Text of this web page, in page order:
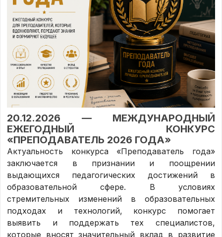
20.12.2026 — МЕЖДУНАРОДНЫЙ
ЕЖЕГОДНЫЙ КОНКУРС
«ПРЕПОДАВАТЕЛЬ 2026 ГОДА»
Актуальность конкурса «Преподаватель года»
заключается в признании и поощрении
выдающихся педагогических достижений в
образовательной сфере. В условиях
стремительных изменений в образовательных
подходах и технологий, конкурс помогает
выявить и поддержать тех специалистов,
которые вносят значительный вклад в развитие